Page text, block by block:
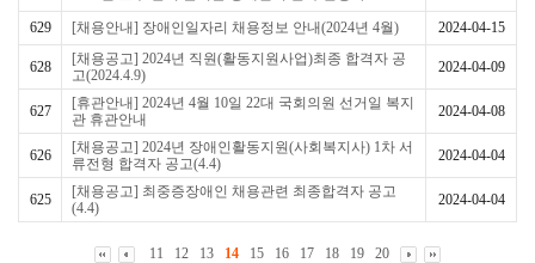
629
[채용안내] 장애인일자리 채용정보 안내(2024년 4월) 2024-04-15
628
[채용공고] 2024년 직원(활동지원사업)최종 합격자 공
고(2024.4.9)
2024-04-09
627
[휴관안내] 2024년 4월 10일 22대 국회의원 선거일 복지
관 휴관안내
2024-04-08
626
[채용공고] 2024년 장애인활동지원(사회복지사) 1차 서
류전형 합격자 공고(4.4)
2024-04-04
625
[채용공고] 최중증장애인 채용관련 최종합격자 공고
(4.4)
2024-04-04
11 12 13 14 15 16 17 18 19 20